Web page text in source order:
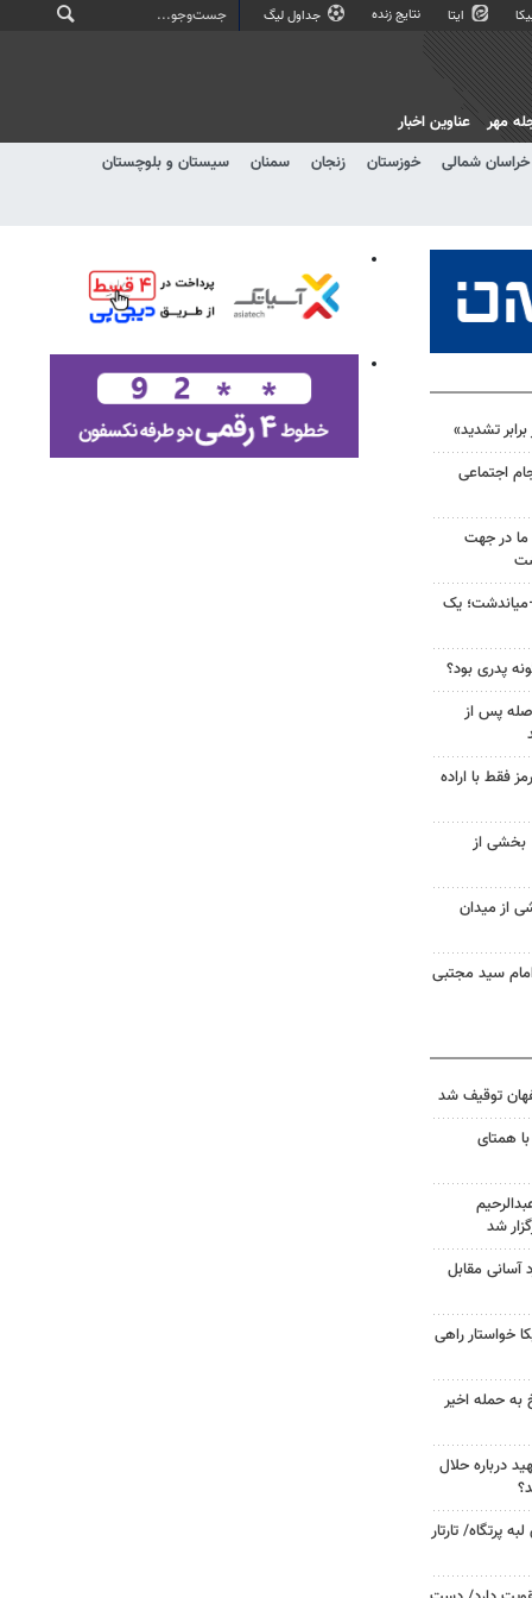
ایتا نتایج زنده جداول لیگ
خراسان شمالی خوزستان زنجان سمنان
سیستان و بلوچستان
مهر عناوین اخبار
تشدید»
اجتماعی
ما در جهت
یک
پدری بود؟
پس از
فقط با اراده
بخشی از
از میدان
سید مجتبی
همتای
شد
آسانی مقابل
خواستار راهی
به حمله اخیر
درباره حلال
پرتگاه/ تارتار